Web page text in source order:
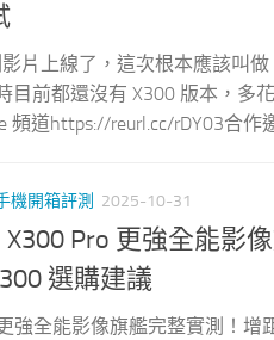
片上線了，這次根本應該叫
目前都還沒有 X300 版本，多
頻道https://reurl.cc/rDY03合作
機開箱評測 2025-10-31
X300 Pro 更強全能影
選購建議
強全能影像旗艦完整實測！